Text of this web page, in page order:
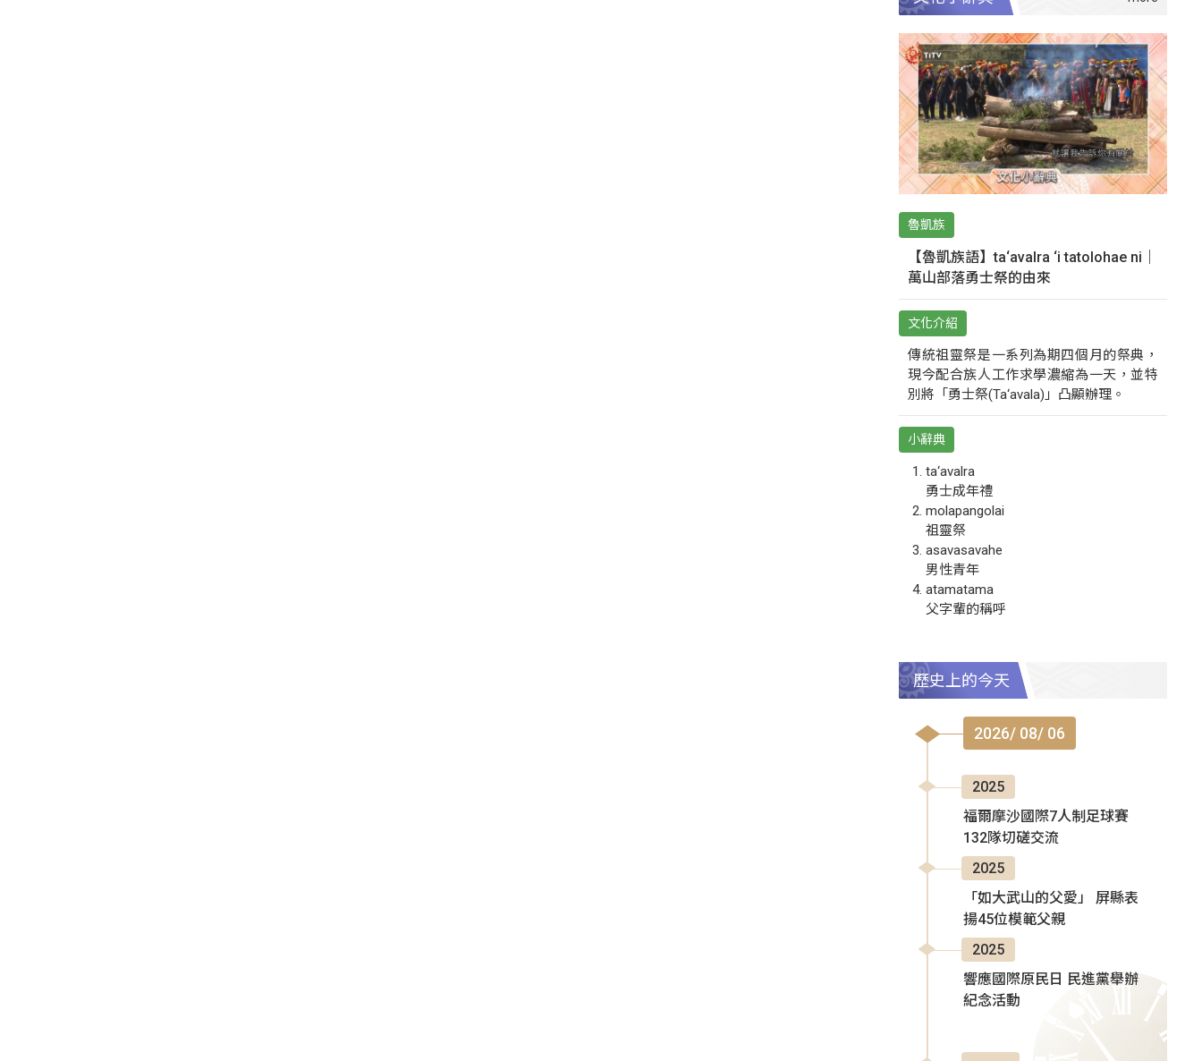
魯凱族
【魯凱族語】ta‘avalra ‘i tatolohae ni｜
萬山部落勇士祭的由來
文化介紹
傳統祖靈祭是一系列為期四個月的祭典，
現今配合族人工作求學濃縮為一天，並特
別將「勇士祭(Ta‘avala)」凸顯辦理。
小辭典
ta‘avalra
勇士成年禮
molapangolai
祖靈祭
asavasavahe
男性青年
atamatama
父字輩的稱呼
歷史上的今天
2026/ 08/ 06
2025
福爾摩沙國際7人制足球賽
132隊切磋交流
2025
「如大武山的父愛」 屏縣表
揚45位模範父親
2025
響應國際原民日 民進黨舉辦
紀念活動